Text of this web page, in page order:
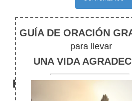
Notas de pie
Scripture
El silencio